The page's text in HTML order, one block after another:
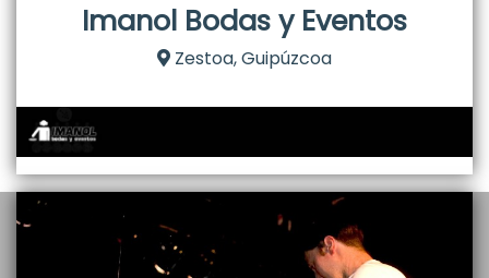
Imanol Bodas y Eventos
Zestoa, Guipúzcoa